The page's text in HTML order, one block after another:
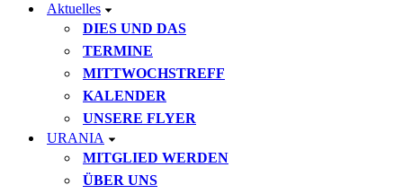
Aktuelles
DIES UND DAS
TERMINE
MITTWOCHSTREFF
KALENDER
UNSERE FLYER
URANIA
MITGLIED WERDEN
ÜBER UNS